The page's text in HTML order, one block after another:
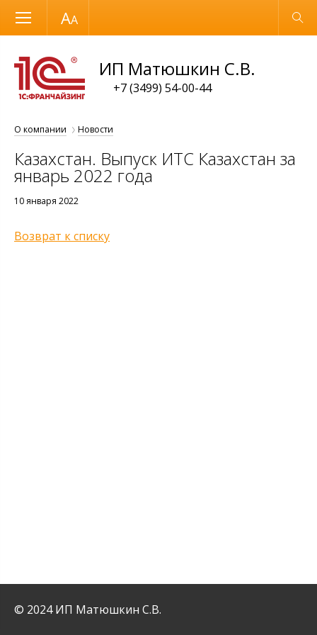
Размер шрифта Обычная версия
ИП Матюшкин С.В.
+7 (3499) 54-00-44
О компании Новости
Казахстан. Выпуск ИТС Казахстан за
январь 2022 года
10 января 2022
Возврат к списку
© 2024 ИП Матюшкин С.В.